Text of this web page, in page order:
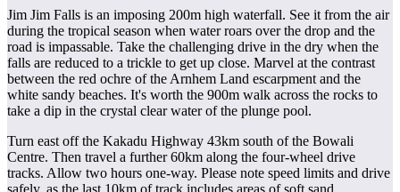
索:
Sign
up
Jim Jim Falls is an imposing 200m high waterfall. See it from the air
during the tropical season when water roars over the drop and the
road is impassable. Take the challenging drive in the dry when the
falls are reduced to a trickle to get up close. Marvel at the contrast
between the red ochre of the Arnhem Land escarpment and the
white sandy beaches. It's worth the 900m walk across the rocks to
take a dip in the crystal clear water of the plunge pool.
Turn east off the Kakadu Highway 43km south of the Bowali
Centre. Then travel a further 60km along the four-wheel drive
tracks. Allow two hours one-way. Please note speed limits and drive
safely, as the last 10km of track includes areas of soft sand.